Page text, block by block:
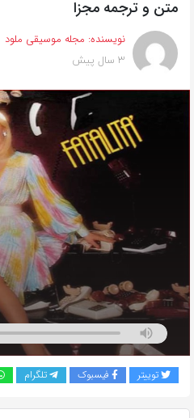
این
صفحه
را
بگذارید.
لینک
متن و ترجمه مجزا
نویسنده: مجله موسیقی ملود
3 سال پیش
توییتر فیسبوک تلگرام